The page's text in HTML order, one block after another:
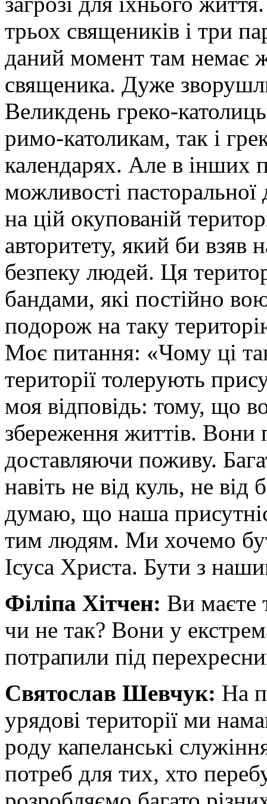
трьох священиків і три
даний момент там немає
священика. Дуже
Великдень греко-
римо-католикам, так і
календарях. Але в інших
можливості
на цій окупованій
авторитету, який би взяв
безпеку людей. Ця
бандами, які постійно
подорож на таку
Моє питання: «Чому ці так
території толерують
моя відповідь: тому, що
збереження життів. Вони
доставляючи поживу.
навіть не від куль, не
думаю, що наша
тим людям. Ми хочемо
Ісуса Христа. Бути з
Філіпа Хітчен: Ви маєте
чи не так? Вони у
потрапили під
Святослав Шевчук: На
урядові території ми
роду капеланські
потреб для тих, хто